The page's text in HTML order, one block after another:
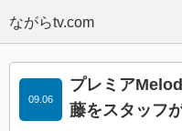
プレミア
藤をスタッフ
09.06